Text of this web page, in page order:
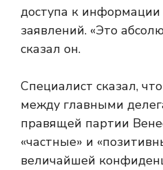
доступа к
заявлений. «Это
сказал он.
Специалист сказал,
между главными
правящей партии
«частные» и
величайшей